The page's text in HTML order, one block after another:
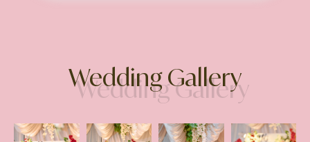
Wedding Gallery